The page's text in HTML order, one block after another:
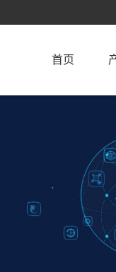
首页